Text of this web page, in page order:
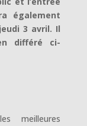
également
3 avril. Il
différé ci-
meilleures